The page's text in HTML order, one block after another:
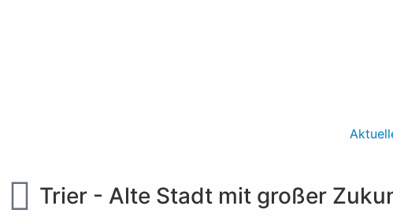
Trier - Alte Stadt mit großer